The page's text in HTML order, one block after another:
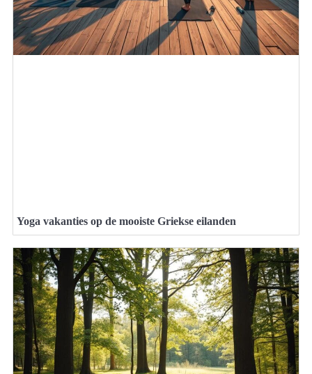
Yoga vakanties op de mooiste Griekse eilanden